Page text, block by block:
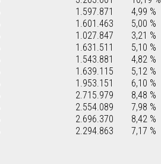
1.597.871
4,99 %
1.601.463
5,00 %
1.027.847
3,21 %
1.631.511
5,10 %
1.543.881
4,82 %
1.639.115
5,12 %
1.953.151
6,10 %
2.715.979
8,48 %
2.554.089
7,98 %
2.696.370
8,42 %
2.294.863 7,17 %